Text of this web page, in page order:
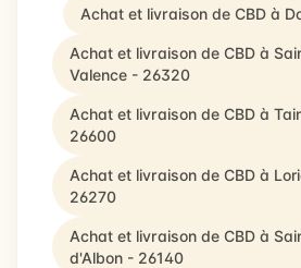
Achat et livraison de CBD à
Achat et livraison de CBD à
Valence - 26320
Achat et livraison de CBD à
26600
Achat et livraison de CBD à
26270
Achat et livraison de CBD à
d'Albon - 26140